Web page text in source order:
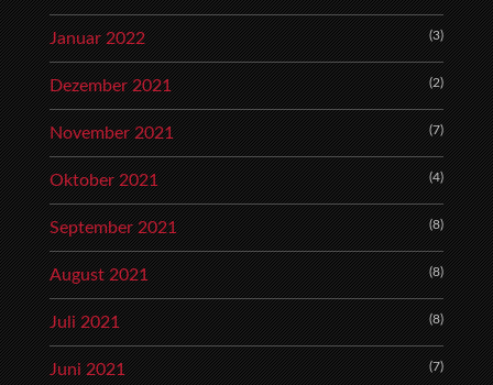
Januar 2022 (3)
Dezember 2021 (2)
November 2021 (7)
Oktober 2021 (4)
September 2021 (8)
August 2021 (8)
Juli 2021 (8)
Juni 2021 (7)